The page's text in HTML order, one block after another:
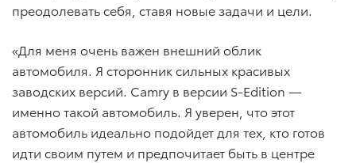
преодолевать себя, ставя новые задачи и цели.
«Для меня очень важен внешний облик
автомобиля. Я сторонник сильных красивых
заводских версий. Camry в версии S-Edition —
именно такой автомобиль. Я уверен, что этот
автомобиль идеально подойдет для тех, кто готов
идти своим путем и предпочитает быть в центре